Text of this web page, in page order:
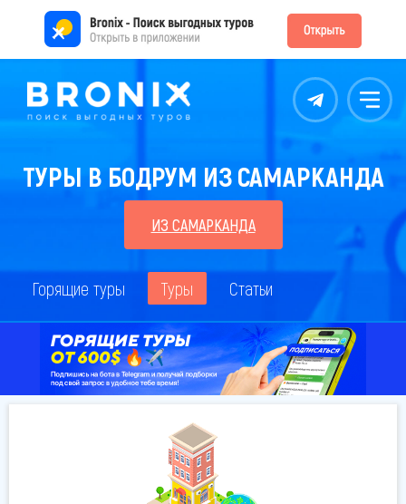
Контакты Меню
ТУРЫ В БОДРУМ ИЗ САМАРКАНДА
ИЗ САМАРКАНДА
Горящие туры Туры Статьи